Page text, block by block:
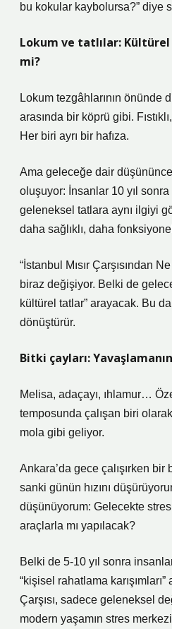
bu kokular kaybolursa?” diye
Lokum ve tatlılar:
mi?
Lokum tezgâhlarının önünde
arasında bir köprü gibi.
Her biri ayrı bir hafıza.
Ama geleceğe dair
oluşuyor: İnsanlar 10 yıl
geleneksel tatlara aynı ilgiyi
daha sağlıklı, daha
“İstanbul Mısır Çarşısından
biraz değişiyor. Belki de
kültürel tatlar” arayacak. Bu da
dönüştürür.
Bitki çayları:
Melisa, adaçayı, ıhlamur…
temposunda çalışan biri
mola gibi geliyor.
Ankara’da gece çalışırken
sanki günün hızını
düşünüyorum: Gelecekte
araçlarla mı yapılacak?
Belki de 5-10 yıl sonra
“kişisel rahatlama karışımları”
Çarşısı, sadece geleneksel
modern yaşamın stres